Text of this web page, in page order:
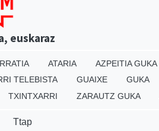
euskaraz
ATARIA AZPEITIA GUKA
TELEBISTA GUAIXE GUKA
TXINTXARRI ZARAUTZ GUKA
Ttap